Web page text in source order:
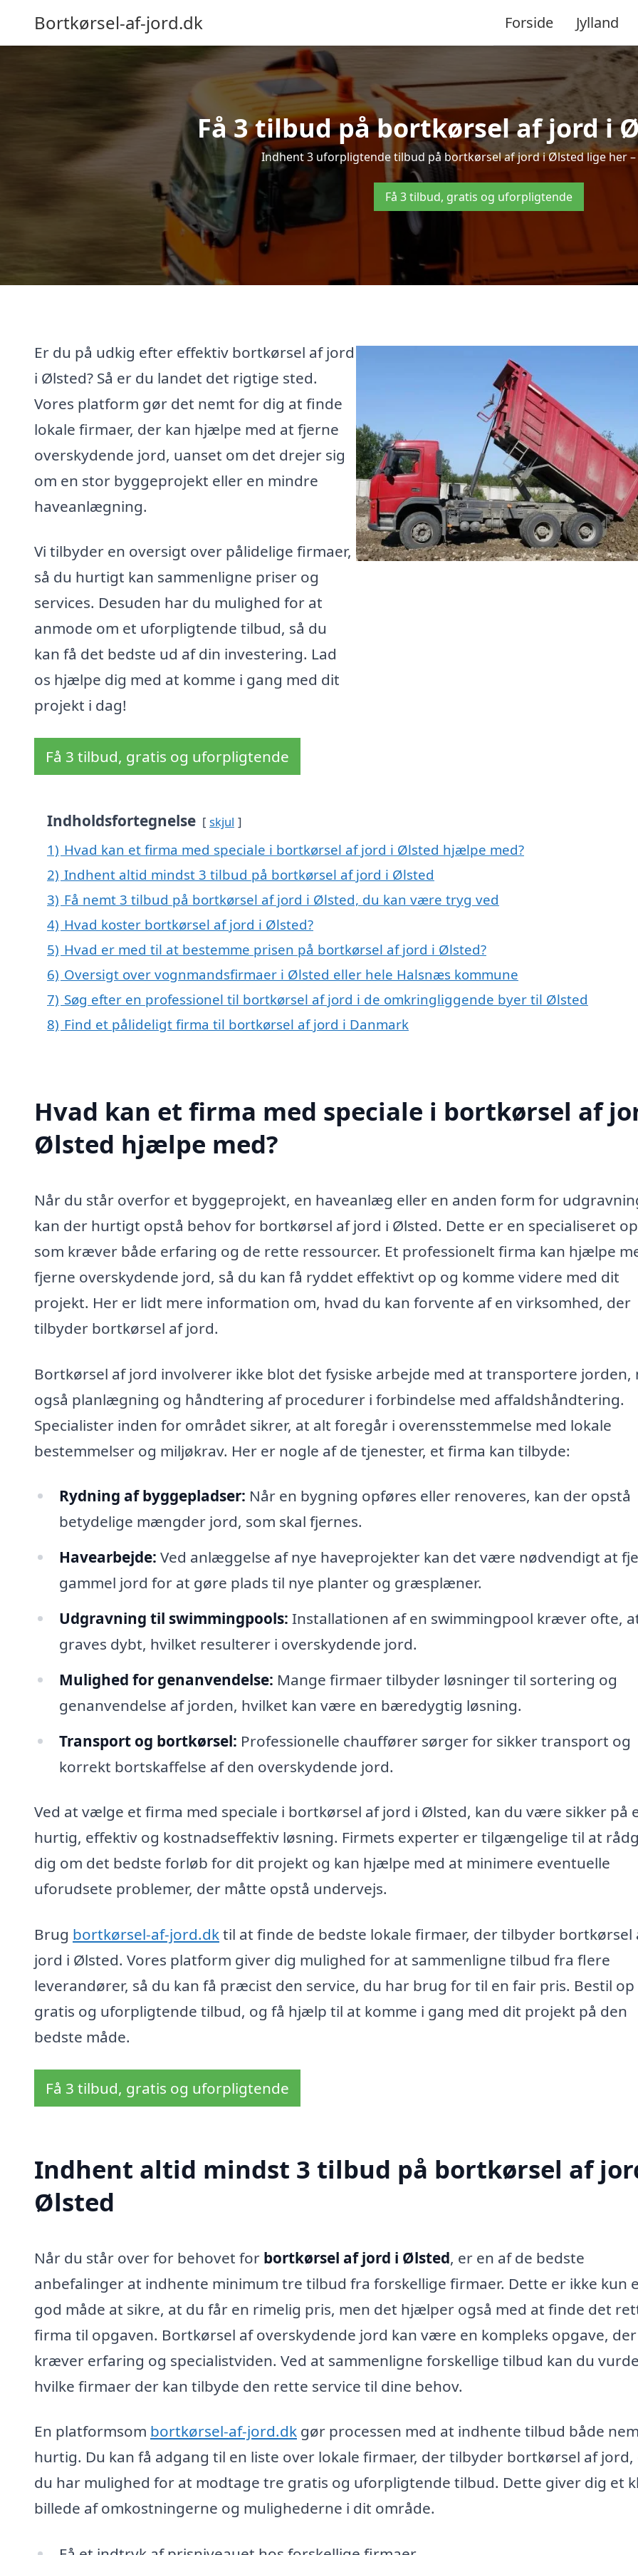
Bortkørsel-af-jord.dk Forside Jylland
Få 3 tilbud på bortkørsel af jord i
Indhent 3 uforpligtende tilbud på bortkørsel af jord i Ølsted lige her
Få 3 tilbud, gratis og uforpligtende
Er du på udkig efter effektiv bortkørsel af jord
i Ølsted? Så er du landet det rigtige sted.
Vores platform gør det nemt for dig at finde
lokale firmaer, der kan hjælpe med at fjerne
overskydende jord, uanset om det drejer sig
om en stor byggeprojekt eller en mindre
haveanlægning.
Vi tilbyder en oversigt over pålidelige firmaer,
så du hurtigt kan sammenligne priser og
services. Desuden har du mulighed for at
anmode om et uforpligtende tilbud, så du
kan få det bedste ud af din investering. Lad
os hjælpe dig med at komme i gang med dit
projekt i dag!
Få 3 tilbud, gratis og uforpligtende
Indholdsfortegnelse skjul
1) Hvad kan et firma med speciale i bortkørsel af jord i Ølsted hjælpe med?
2) Indhent altid mindst 3 tilbud på bortkørsel af jord i Ølsted
3) Få nemt 3 tilbud på bortkørsel af jord i Ølsted, du kan være tryg ved
4) Hvad koster bortkørsel af jord i Ølsted?
5) Hvad er med til at bestemme prisen på bortkørsel af jord i Ølsted?
6) Oversigt over vognmandsfirmaer i Ølsted eller hele Halsnæs kommune
7) Søg efter en professionel til bortkørsel af jord i de omkringliggende byer til Ølsted
8) Find et pålideligt firma til bortkørsel af jord i Danmark
Hvad kan et firma med speciale i bortkørsel af
Ølsted hjælpe med?
Når du står overfor et byggeprojekt, en haveanlæg eller en anden form for
kan der hurtigt opstå behov for bortkørsel af jord i Ølsted. Dette er en specialiseret
som kræver både erfaring og de rette ressourcer. Et professionelt firma kan hjælpe
fjerne overskydende jord, så du kan få ryddet effektivt op og komme videre med dit
projekt. Her er lidt mere information om, hvad du kan forvente af en virksomhed, der
tilbyder bortkørsel af jord.
Bortkørsel af jord involverer ikke blot det fysiske arbejde med at transportere jorden,
også planlægning og håndtering af procedurer i forbindelse med affaldshåndtering.
Specialister inden for området sikrer, at alt foregår i overensstemmelse med lokale
bestemmelser og miljøkrav. Her er nogle af de tjenester, et firma kan tilbyde:
Rydning af byggepladser: Når en bygning opføres eller renoveres, kan der opstå
betydelige mængder jord, som skal fjernes.
Havearbejde: Ved anlæggelse af nye haveprojekter kan det være nødvendigt at
gammel jord for at gøre plads til nye planter og græsplæner.
Udgravning til swimmingpools: Installationen af en swimmingpool kræver ofte,
graves dybt, hvilket resulterer i overskydende jord.
Mulighed for genanvendelse: Mange firmaer tilbyder løsninger til sortering og
genanvendelse af jorden, hvilket kan være en bæredygtig løsning.
Transport og bortkørsel: Professionelle chauffører sørger for sikker transport og
korrekt bortskaffelse af den overskydende jord.
Ved at vælge et firma med speciale i bortkørsel af jord i Ølsted, kan du være sikker på
hurtig, effektiv og kostnadseffektiv løsning. Firmets experter er tilgængelige til at
dig om det bedste forløb for dit projekt og kan hjælpe med at minimere eventuelle
uforudsete problemer, der måtte opstå undervejs.
Brug bortkørsel-af-jord.dktil at finde de bedste lokale firmaer, der tilbyder bortkørsel
jord i Ølsted. Vores platform giver dig mulighed for at sammenligne tilbud fra flere
leverandører, så du kan få præcist den service, du har brug for til en fair pris. Bestil
gratis og uforpligtende tilbud, og få hjælp til at komme i gang med dit projekt på den
bedste måde.
Få 3 tilbud, gratis og uforpligtende
Indhent altid mindst 3 tilbud på bortkørsel af
Ølsted
Når du står over for behovet for bortkørsel af jord i Ølsted, er en af de bedste
anbefalinger at indhente minimum tre tilbud fra forskellige firmaer. Dette er ikke kun
god måde at sikre, at du får en rimelig pris, men det hjælper også med at finde det
firma til opgaven. Bortkørsel af overskydende jord kan være en kompleks opgave, der
kræver erfaring og specialistviden. Ved at sammenligne forskellige tilbud kan du
hvilke firmaer der kan tilbyde den rette service til dine behov.
En platformsom bortkørsel-af-jord.dk gør processen med at indhente tilbud både
hurtig. Du kan få adgang til en liste over lokale firmaer, der tilbyder bortkørsel af jord,
du har mulighed for at modtage tre gratis og uforpligtende tilbud. Dette giver dig et
billede af omkostningerne og mulighederne i dit område.